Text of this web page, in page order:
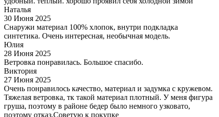
Наталья
30 Июня 2025
Снаружи материал 100% хлопок, внутри подкладка
синтетика. Очень интересная, необычная модель.
Юлия
28 Июня 2025
Ветровка понравилась. Большое спасибо.
Виктория
27 Июня 2025
Очень понравилось качество, материал и задумка с кружевом.
Тяжелая ветровка, тк такой материал плотный. У меня фигура
груша, поэтому в районе бедер было немного узковато,
поэтому отказ.Советую к покупке